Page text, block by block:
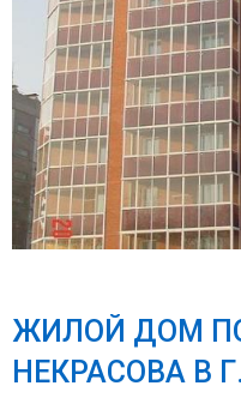
ЖИЛОЙ ДОМ
НЕКРАСОВА В